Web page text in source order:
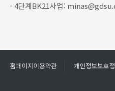
- 4단계BK21사업:
홈페이지이용약관 개인정보보호